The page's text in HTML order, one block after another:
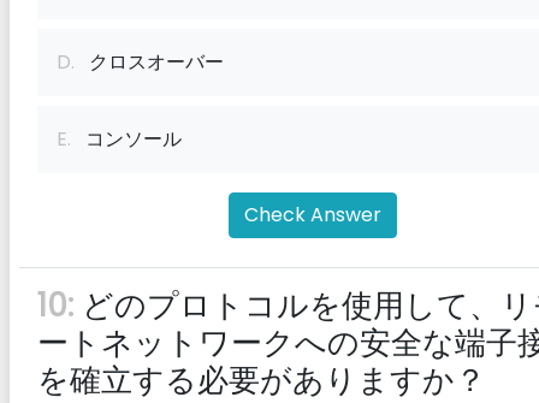
D. クロスオーバー
E. コンソール
Check Answer
10: どのプロトコルを使用して、
ートネットワークへの安全な端子
を確立する必要がありますか？